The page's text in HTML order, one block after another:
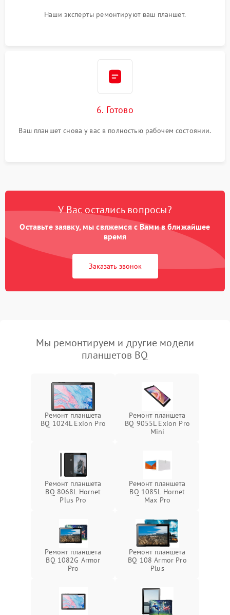
Наши эксперты ремонтируют ваш планшет.
6. Готово
Ваш планшет снова у вас в полностью рабочем состоянии.
У Вас остались вопросы?
Оставьте заявку, мы свяжемся с Вами в ближайшее
время
Заказать звонок
Мы ремонтируем и другие модели
планшетов BQ
Ремонт планшета
BQ 1024L Exion Pro
Ремонт планшета
BQ 9055L Exion Pro
Mini
Ремонт планшета
BQ 8068L Hornet
Plus Pro
Ремонт планшета
BQ 1085L Hornet
Max Pro
Ремонт планшета
BQ 1082G Armor
Pro
Ремонт планшета
BQ 108 Armor Pro
Plus